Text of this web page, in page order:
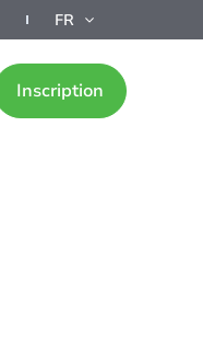
FR
Inscription